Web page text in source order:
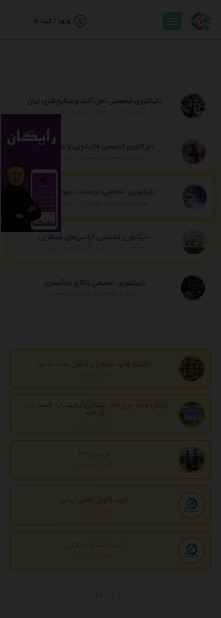
ورود / ثبت نام
دایرکتوری تخصصی آهن آلات و صنایع فلزی ایران
مرجع تخصصی صنایع فلزی و آهن آلات
دایرکتوری تخصصی قالیشویی و مبل شویی
دایرکتوری تخصصی موسسات مهاجرتی ایران
مشاوره و خدمات مهاجرت به سراسر جهان
دایرکتوری تخصصی آژانس‌های مسافرتی
دایرکتوری تخصصی وکلای دادگستری
تولیدو چاپ سلفون و نایلون بسته بندی
تهران، تهران
پخش عمده ورق های سیمانی(ایرانیت)به قیمت درب
کارخانه
مازندران، آمل
افزودنی EP
تهران، تهران
خرید فالوور واقعی ایرانی
تهران، تهران
تبدیل اطلاعات بانکی
تهران، تهران